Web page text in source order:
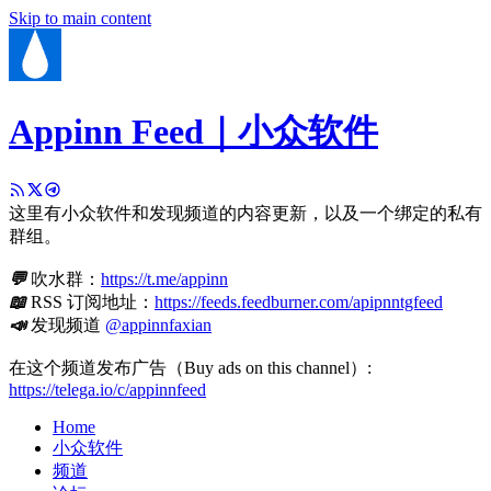
Skip to main content
Appinn Feed｜小众软件
这里有小众软件和发现频道的内容更新，以及一个绑定的私有
群组。
💬吹水群： https://t.me/appinn
📖RSS 订阅地址： https://feeds.feedburner.com/apipnntgfeed
📣发现频道 @appinnfaxian
在这个频道发布广告（Buy ads on this channel）:
https://telega.io/c/appinnfeed
Home
小众软件
频道